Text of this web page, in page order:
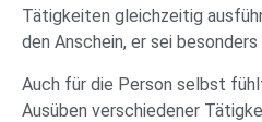
Tätigkeiten gleichzeitig
den Anschein, er sei
Auch für die Person selbst
Ausüben verschiedener